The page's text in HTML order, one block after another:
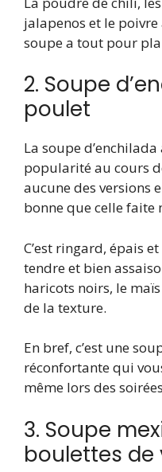
jalapenos et le
soupe a tout pour
2. Soupe
poulet
La soupe
popularité au cours
aucune des versions
bonne que celle faite
C’est ringard, épais
tendre et bien
haricots noirs, le
de la texture.
En bref, c’est une
réconfortante qui
même lors des
3. Soupe
boulettes de